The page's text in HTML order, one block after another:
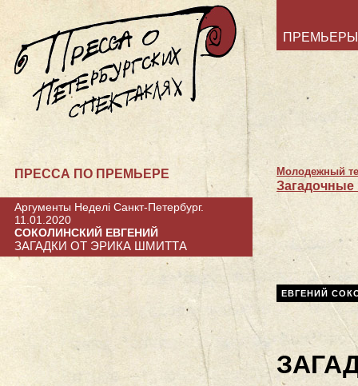
ПРЕМЬЕРЫ
Молодежный
Загадочные
ЕВГЕНИЙ
ПРЕССА ПО ПРЕМЬЕРЕ
Аргументы Неделi Санкт-Петербург.
11.01.2020
СОКОЛИНСКИЙ ЕВГЕНИЙ
ЗАГАДКИ ОТ ЭРИКА ШМИТТА